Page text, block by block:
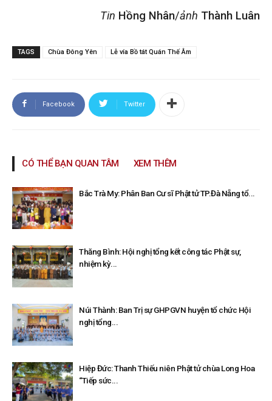
Tin Hồng Nhân/ảnh Thành Luân
TAGS Chùa Đông Yên Lễ vía Bồ tát Quán Thế Âm
Facebook Twitter
CÓ THỂ BẠN QUAN TÂM XEM THÊM
Bắc Trà My: Phân Ban Cư sĩ Phật tử TP.Đà Nẵng tổ...
Thăng Bình: Hội nghị tổng kết công tác Phật sự,
nhiệm kỳ...
Núi Thành: Ban Trị sự GHPGVN huyện tổ chức Hội
nghị tổng...
Hiệp Đức: Thanh Thiếu niên Phật tử chùa Long Hoa
“Tiếp sức...